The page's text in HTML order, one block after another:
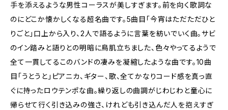
手を添えるような男性コーラスが美しすぎます。前を向く歌詞な
のにどこか懐かしくなる超名曲です。5曲目「今宵はただただひと
りごと」口上から入り、2人で語るように言葉を紡いでいく曲。サビ
のイン踏みと語りとの明暗に鳥肌立ちました、色々やってるようで
全て一貫してるこのバンドの凄みを凝縮したような曲です。10曲
目「うとうと」ピアニカ、ギター、歌、全てかなりコード感を真っ直
ぐに持ったロウテンポな曲。繰り返しの曲調がじわじわと童心に
帰らせて行く引き込みの強さ、けれども引き込んだ人を抱えすぎ